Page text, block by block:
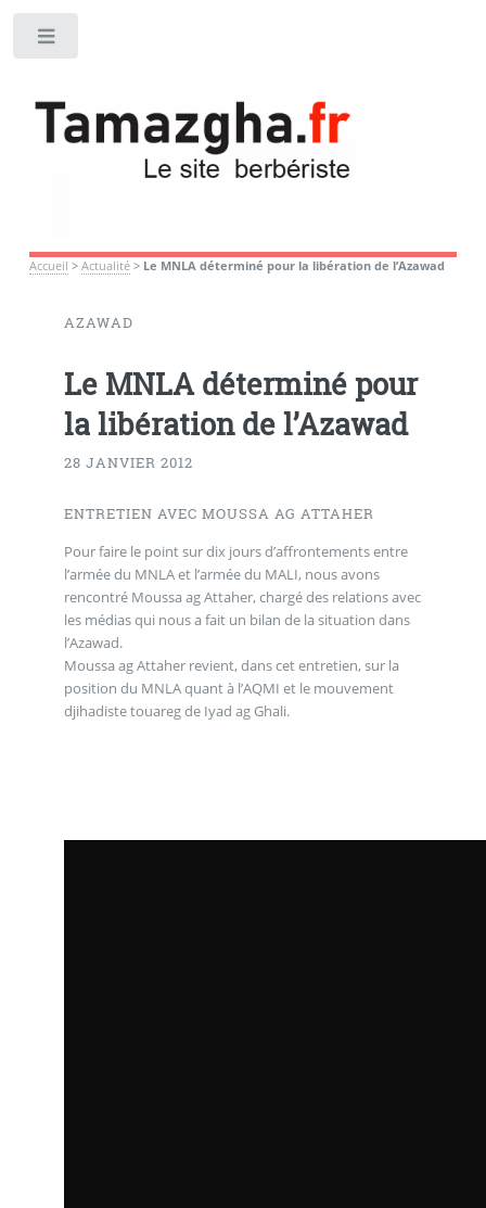
Accueil > Actualité> Le MNLA déterminé pour la libération de l’Azawad
AZAWAD
Le MNLA déterminé pour
la libération de l’Azawad
28 JANVIER 2012
ENTRETIEN AVEC MOUSSA AG ATTAHER
Pour faire le point sur dix jours d’affrontements entre
l’armée du MNLA et l’armée du MALI, nous avons
rencontré Moussa ag Attaher, chargé des relations avec
les médias qui nous a fait un bilan de la situation dans
l’Azawad.
Moussa ag Attaher revient, dans cet entretien, sur la
position du MNLA quant à l’AQMI et le mouvement
djihadiste touareg de Iyad ag Ghali.